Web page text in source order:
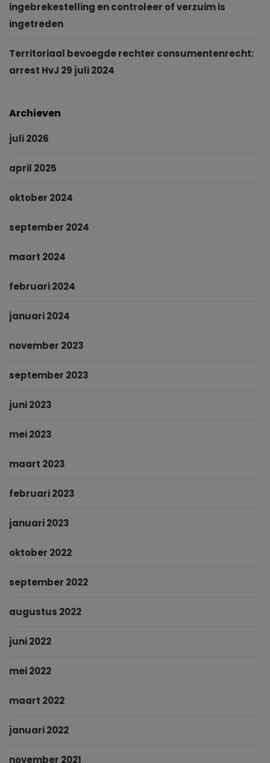
ingebrekestelling en controleer of verzuim is
ingetreden
Territoriaal bevoegde rechter consumentenrecht:
arrest HvJ 29 juli 2024
Archieven
juli 2026
april 2025
oktober 2024
september 2024
maart 2024
februari 2024
januari 2024
november 2023
september 2023
juni 2023
mei 2023
maart 2023
februari 2023
januari 2023
oktober 2022
september 2022
augustus 2022
juni 2022
mei 2022
maart 2022
januari 2022
november 2021